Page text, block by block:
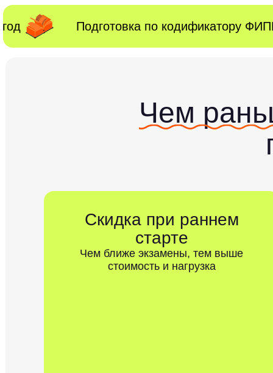
Подготовка по кодификатору
Чем
Скидка при раннем
старте
Чем ближе экзамены, тем выше
стоимость и нагрузка